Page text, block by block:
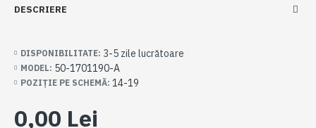
DESCRIERE
DISPONIBILITATE: 3-5 zile lucrătoare
MODEL: 50-1701190-A
POZIȚIE PE SCHEMĂ: 14-19
0,00 Lei